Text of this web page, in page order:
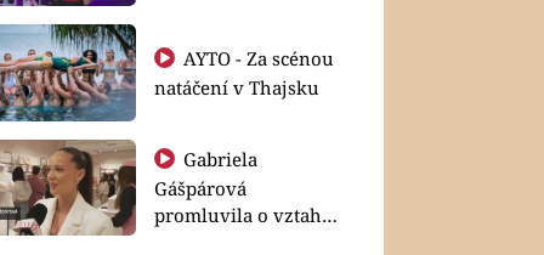
natáčení v Thajsku
Gabriela
Gášpárová
promluvila o vztahu